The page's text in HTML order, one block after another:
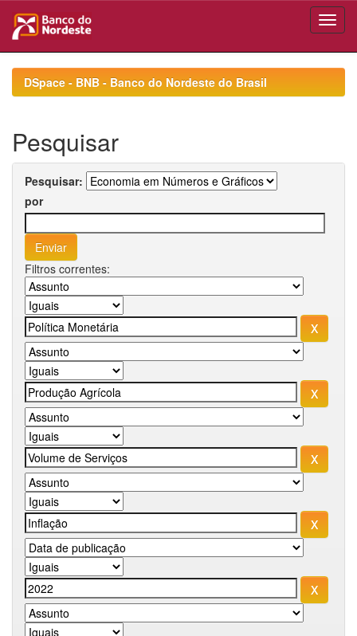
navigationDSpace - BNB - Banco do Nordeste do Brasil
Pesquisar
Pesquisar:
por
Filtros correntes: